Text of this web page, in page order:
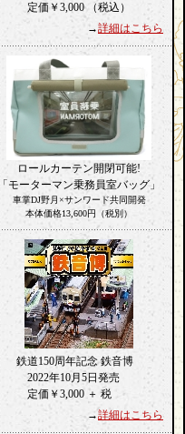
定価￥3,000 （税込）
→詳細はこちら
ロールカーテン開閉可能!
「モーターマン乗務員室バッグ」
車掌DJ野月×サンワード共同開発
本体価格13,600円（税別）
鉄道150周年記念 鉄音博
2022年10月5日発売
定価￥3,000 ＋ 税
→詳細はこちら